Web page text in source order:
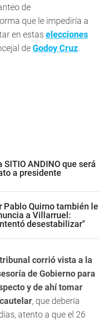
de
que le impediría a
en estas elecciones
deGodoy Cruz.
SITIO ANDINO que será
a presidente
Pablo Quirno también le
a Villarruel:
desestabilizar"
corrió vista a la
de Gobierno para
y de ahí tomar
, que debería
atento a que el 26